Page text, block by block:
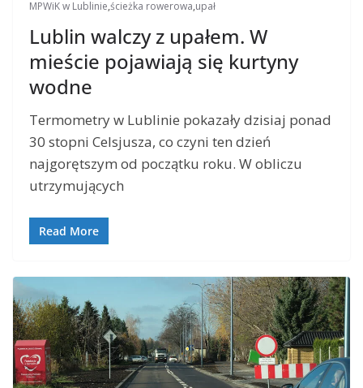
MPWiK w Lublinie,ścieżka rowerowa,upał
Lublin walczy z upałem. W
mieście pojawiają się kurtyny
wodne
Termometry w Lublinie pokazały dzisiaj ponad
30 stopni Celsjusza, co czyni ten dzień
najgorętszym od początku roku. W obliczu
utrzymujących
Read More